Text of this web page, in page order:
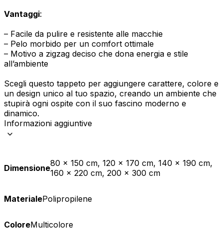
Vantaggi:
– Facile da pulire e resistente alle macchie
– Pelo morbido per un comfort ottimale
– Motivo a zigzag deciso che dona energia e stile
all’ambiente
Scegli questo tappeto per aggiungere carattere, colore e
un design unico al tuo spazio, creando un ambiente che
stupirà ogni ospite con il suo fascino moderno e
dinamico.
Informazioni aggiuntive
Dimensione80 x 150 cm, 120 x 170 cm, 140 x 190 cm,
160 x 220 cm, 200 x 300 cm
MaterialePolipropilene
ColoreMulticolore